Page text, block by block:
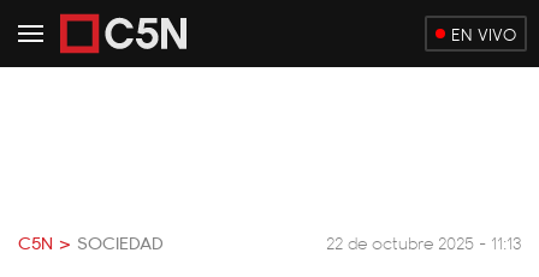
EN VIVO
C5N > SOCIEDAD 22 de octubre 2025 - 11:13